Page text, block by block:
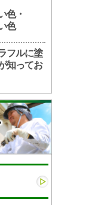
色・
色
フルに塗
知ってお